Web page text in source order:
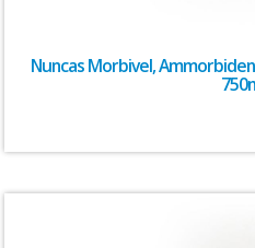
Nuncas Morbivel,